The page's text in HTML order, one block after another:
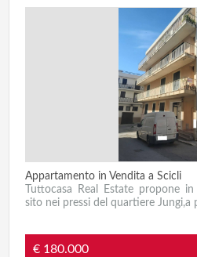
Appartamento in Vendita a Scicli
Tuttocasa Real Estate propone
sito nei pressi del quartiere Jungi,a
€ 180.000